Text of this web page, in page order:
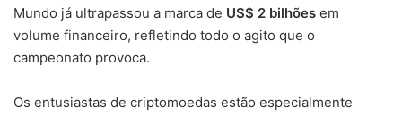
Mundo já ultrapassou a marca de US$ 2 bilhões em
volume financeiro, refletindo todo o agito que o
campeonato provoca.
Os entusiastas de criptomoedas estão especialmente